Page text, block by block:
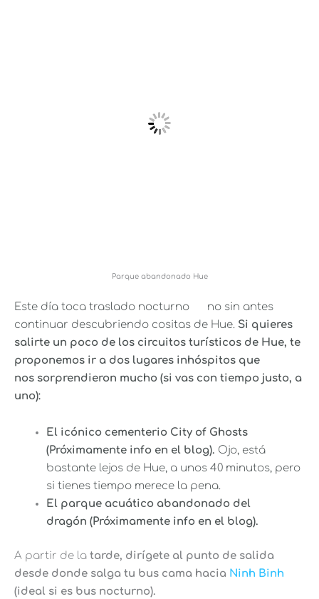
Parque abandonado Hue
Este día toca traslado nocturno
no sin antes
continuar descubriendo cositas de Hue. Si quieres
salirte un poco de los circuitos turísticos de Hue, te
proponemos ir a dos lugares inhóspitos que
nos sorprendieron mucho (si vas con tiempo justo, a
uno):
El icónico cementerio City of Ghosts
(Próximamente info en el blog). Ojo, está
bastante lejos de Hue, a unos 40 minutos, pero
si tienes tiempo merece la pena.
El parque acuático abandonado del
dragón (Próximamente info en el blog).
A partir de la tarde, dirígete al punto de salida
desde donde salga tu bus cama hacia Ninh Binh
(ideal si es bus nocturno).